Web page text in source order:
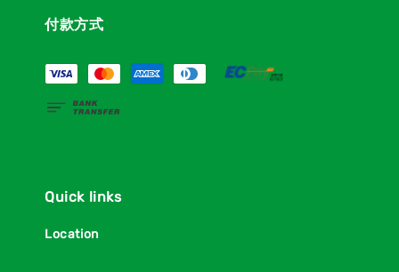
付款方式
Quick links
Location